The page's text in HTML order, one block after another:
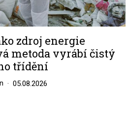
zdroj energie
metoda vyrábí čistý
třídění
05.08.2026